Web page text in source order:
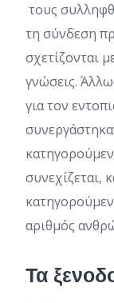
τους
τη σύνδεση
σχετίζονται
γνώσεις.
για τον
συνεχίζεται,
αριθμός
Τα